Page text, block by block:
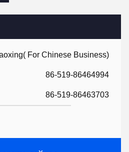
For Chinese Business)
86-519-86464994
86-519-86463703